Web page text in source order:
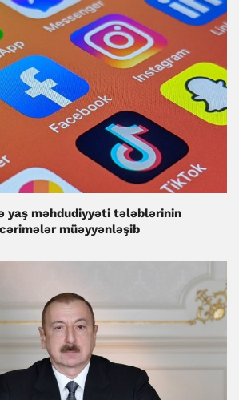
yaş məhdudiyyəti tələblərinin
müəyyənləşib